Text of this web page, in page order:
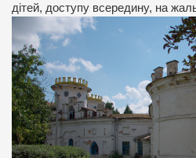
дітей, доступу всередину, на